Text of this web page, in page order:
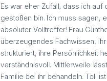
Es war eher Zufall, dass ich auf
gestoßen bin. Ich muss sagen,
absoluter Volltreffer! Frau
überzeugendes Fachwissen,
strukturiert, ihre Persönlichkeit
verständnisvoll. Mittlerweile
Familie bei ihr behandeln. Toll